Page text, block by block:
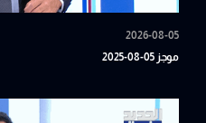
2026-08-05
موجز 05-08-2025